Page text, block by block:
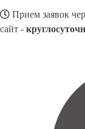
Прием заявок
сайт -